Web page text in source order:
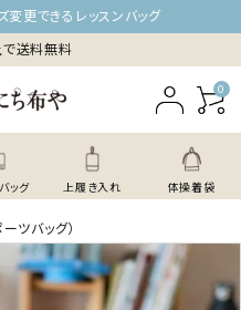
更できるレッスンバッグ
送料無料
0
ッグ 上履き入れ 体操着袋
ツバッグ）